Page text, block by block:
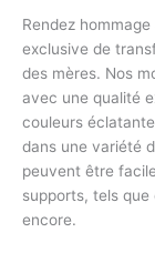
Rendez
exclusive de
des mères. Nos
avec une qualité
couleurs
dans une variété
peuvent être
supports, tels
encore.